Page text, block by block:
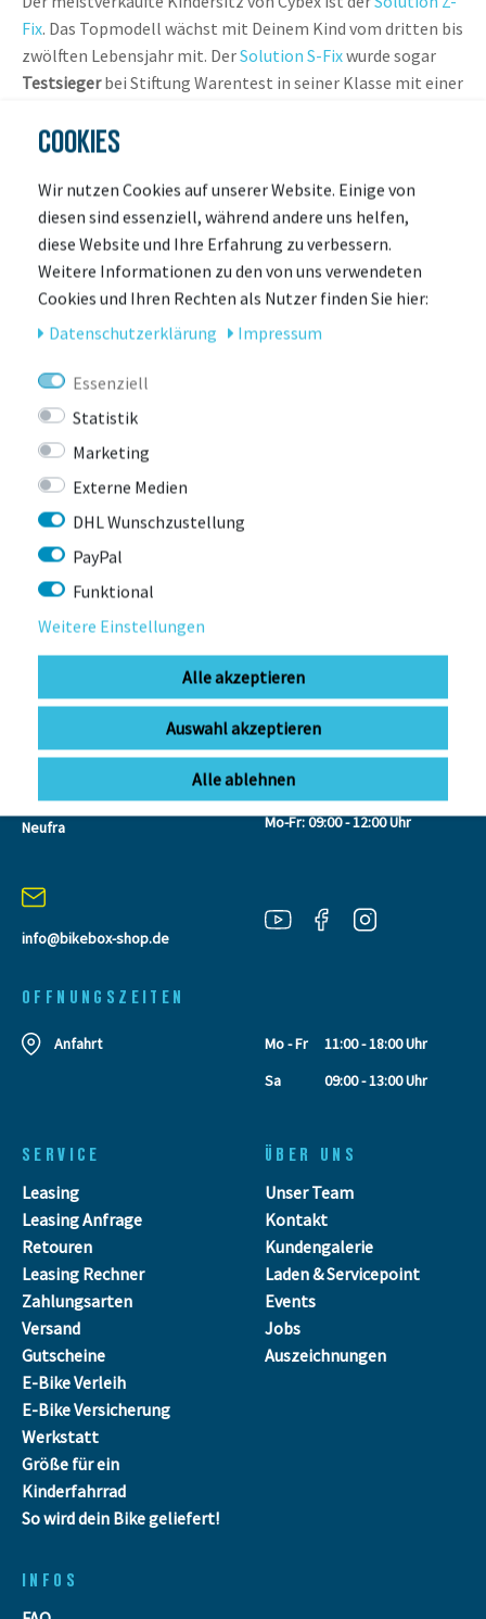
Fix. Das Topmodell wächst mit Deinem Kind vom dritten bis
zwölften Lebensjahr mit. DerSolution S-Fixwurde sogar
Testsiegerbei Stiftung Warentest in seiner Klasse mit einer
günstiges Einstiegsmodell z.B. als Zweitsitz für Opa und
CYBEX FERRARI KINDERSITZE
DieCybex FerrariKollektion bringt das Ferrari Design auch
in Dein Auto. Kindersitze und Kinderwagen dieser
Sonderedition stehen für Perfektion, Style und
Individualität. Von der Babyschale Aton über den Reboarder
sind Style und Sicherheit für Dein Kind garantiert. Auch die
Kinderwagen Priam, Mios und Eezy bringen Dein Kind schick
durch den Alltag. Damit haben Du und Dein Kind sich von
Deinen Freunden und der Masse ab.
Zahlreiche Testsieger wie derSolution S-Fix Scuderia Ferrari
sind in den tollen Sonderfarben erhältlich.
KONTAKT
Stuttgarter Str. 72 78628 Rottweil-
Neufra
info@bikebox-shop.de
0741 206770-00
Telefonzeiten:
Mo-Fr: 09:00 - 12:00 Uhr
OFFNUNGSZEITEN
Anfahrt Mo - Fr
11:00 - 18:00 Uhr
Sa
09:00 - 13:00 Uhr
SERVICE
Leasing
Leasing Anfrage
Retouren
Leasing Rechner
Zahlungsarten
Versand
Gutscheine
E-Bike Verleih
E-Bike Versicherung
Werkstatt
Größe für ein
Kinderfahrrad
So wird dein Bike geliefert!
ÜBER UNS
Unser Team
Kontakt
Kundengalerie
Laden & Servicepoint
Events
Jobs
Auszeichnungen
INFOS
COOKIES
Wir nutzen Cookies auf unserer Website. Einige von
diesen sind essenziell, während andere uns helfen,
diese Website und Ihre Erfahrung zu verbessern.
Weitere Informationen zu den von uns verwendeten
Cookies und Ihren Rechten als Nutzer finden Sie hier:
Daten­schutz­erklärung
Impressum
Essenziell
Statistik
Marketing
Externe Medien
DHL Wunschzustellung
PayPal
Funktional
Weitere Einstellungen
Alle akzeptieren
Auswahl akzeptieren
Alle ablehnen